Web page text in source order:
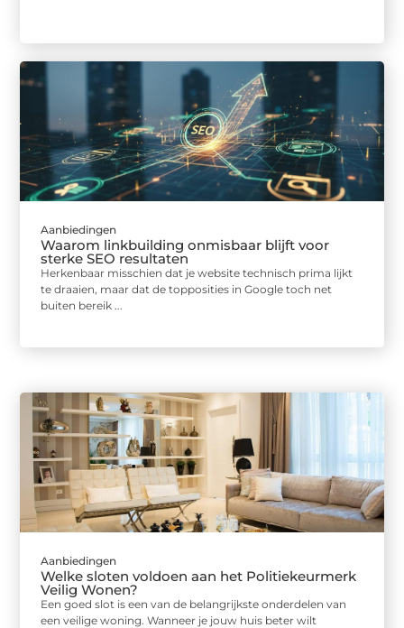
Aanbiedingen
Waarom linkbuilding onmisbaar blijft voor
sterke SEO resultaten
Herkenbaar misschien dat je website technisch prima lijkt
te draaien, maar dat de topposities in Google toch net
buiten bereik ...
Aanbiedingen
Welke sloten voldoen aan het Politiekeurmerk
Veilig Wonen?
Een goed slot is een van de belangrijkste onderdelen van
een veilige woning. Wanneer je jouw huis beter wilt